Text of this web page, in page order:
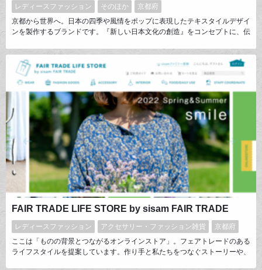
レディースファッション そのほか
京都府
京都から世界へ。日本の四季や風情をポップに表現したテキスタイルデザイ
ンを製作するブランドです。『新しい日本文化の創造』をコンセプトに、伝
のづくりを展開。地下足袋や和服、和菓子や家具など、多岐にわたるアイテ
ムを製作・販売しています。
FAIR TRADE LIFE STORE by sisam FAIR TRADE
レディースファッション アクセサリー・ファッション雑貨
京都府
ここは「ものの背景とつながるオンラインストア」。フェアトレードのある
ライフスタイルを提案しています。作り手と私たちをつなぐストーリーや、